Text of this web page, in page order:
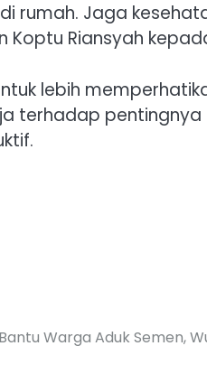
rumah. Jaga
Koptu Riansyah
lebih
terhadap
Warga Aduk Semen,